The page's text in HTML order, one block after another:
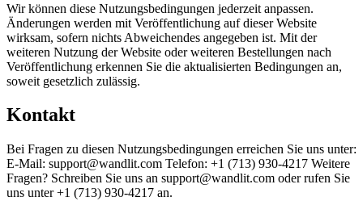
Wir können diese Nutzungsbedingungen jederzeit anpassen.
Änderungen werden mit Veröffentlichung auf dieser Website
wirksam, sofern nichts Abweichendes angegeben ist. Mit der
weiteren Nutzung der Website oder weiteren Bestellungen nach
Veröffentlichung erkennen Sie die aktualisierten Bedingungen an,
soweit gesetzlich zulässig.
Kontakt
Bei Fragen zu diesen Nutzungsbedingungen erreichen Sie uns unter:
E-Mail: support@wandlit.com Telefon: +1 (713) 930-4217 Weitere
Fragen? Schreiben Sie uns an support@wandlit.com oder rufen Sie
uns unter +1 (713) 930-4217 an.